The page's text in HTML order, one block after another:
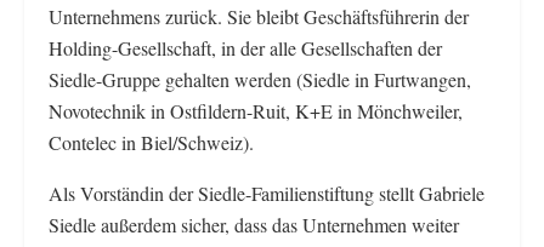
Unternehmens zurück. Sie bleibt Geschäftsführerin der
Holding-Gesellschaft, in der alle Gesellschaften der
Siedle-Gruppe gehalten werden (Siedle in Furtwangen,
Novotechnik in Ostfildern-Ruit, K+E in Mönchweiler,
Contelec in Biel/Schweiz).
Als Vorständin der Siedle-Familienstiftung stellt Gabriele
Siedle außerdem sicher, dass das Unternehmen weiter